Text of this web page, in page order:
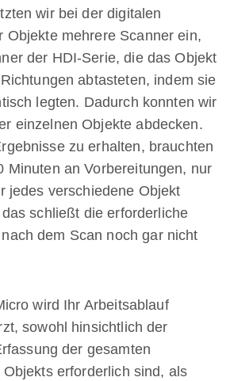
wir bei der digitalen
Objekte mehrere Scanner ein,
der HDI-Serie, die das Objekt
abtasteten, indem sie
legten. Dadurch konnten wir
einzelnen Objekte abdecken.
zu erhalten, brauchten
Minuten an Vorbereitungen, nur
jedes verschiedene Objekt
schließt die erforderliche
dem Scan noch gar nicht
wird Ihr Arbeitsablauf
sowohl hinsichtlich der
der gesamten
erforderlich sind, als